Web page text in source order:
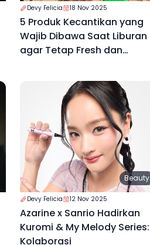
Devy Felicia 18 Nov 2025
5 Produk Kecantikan yang
Wajib Dibawa Saat Liburan
agar Tetap Fresh dan
Beauty
Devy Felicia 12 Nov 2025
Azarine x Sanrio Hadirkan
Kuromi & My Melody Series:
Kolaborasi